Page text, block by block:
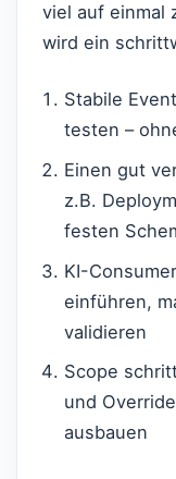
viel auf einmal
wird ein
Stabile
testen –
Einen gut
z.B.
festen
KI-
einführen,
validieren
Scope
und
ausbauen